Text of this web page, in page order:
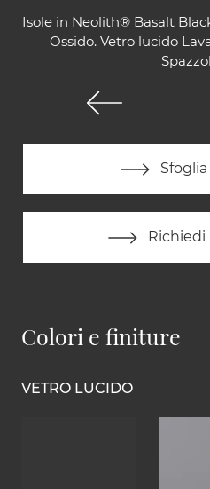
Isole in Neolith® Basalt
Ossido. Vetro lucido
Richiedi
Colori e finiture
VETRO LUCIDO